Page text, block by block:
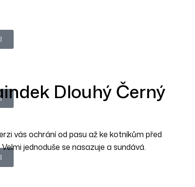
Dlouhý Černý
vás ochrání od pasu až ke kotníkům před
jednoduše se nasazuje a sundává.